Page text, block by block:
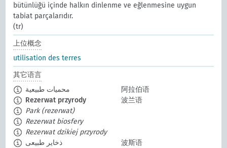
bütünlüğü içinde halkın dinlenme ve eğlenmesine uygun
tabiat parçalarıdır.
(tr)
上位概念
utilisation des terres
其它语言
محميات طبيعية
阿拉伯语
Rezerwat przyrody
波兰语
Park (rezerwat)
Rezerwat biosfery
Rezerwat dzikiej przyrody
ذخایر طبیعی
波斯语